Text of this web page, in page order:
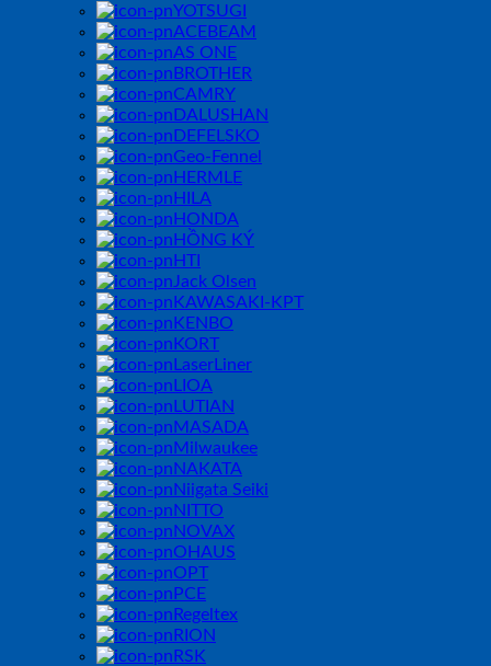
YOTSUGI
ACEBEAM
AS ONE
BROTHER
CAMRY
DALUSHAN
DEFELSKO
Geo-Fennel
HERMLE
HILA
HONDA
HỒNG KÝ
HTI
Jack Olsen
KAWASAKI-KPT
KENBO
KORT
LaserLiner
LIOA
LUTIAN
MASADA
Milwaukee
NAKATA
Niigata Seiki
NITTO
NOVAX
OHAUS
OPT
PCE
Regeltex
RION
RSK